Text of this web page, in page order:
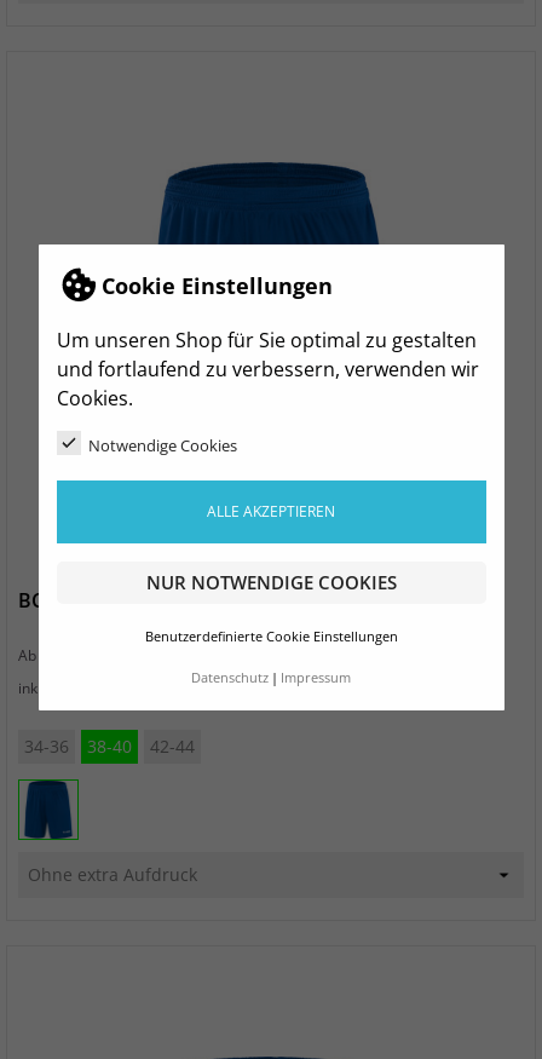
Cookie Einstellungen
Um unseren Shop für Sie optimal zu gestalten
und fortlaufend zu verbessern, verwenden wir
Cookies.
Notwendige Cookies
ALLE AKZEPTIEREN
NUR NOTWENDIGE COOKIES
Benutzerdefinierte Cookie Einstellungen
Datenschutz Impressum
BC Wismut Gera Sporthose Manchester Damen
Ab
inkl. MwSt. zzgl. Versand
34-36 38-40 42-44